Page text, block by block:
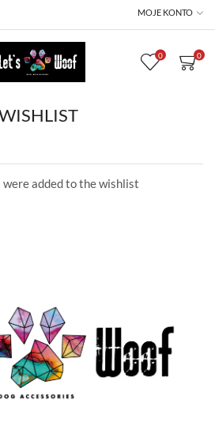
MOJE KONTO
0 0
were added to the wishlist